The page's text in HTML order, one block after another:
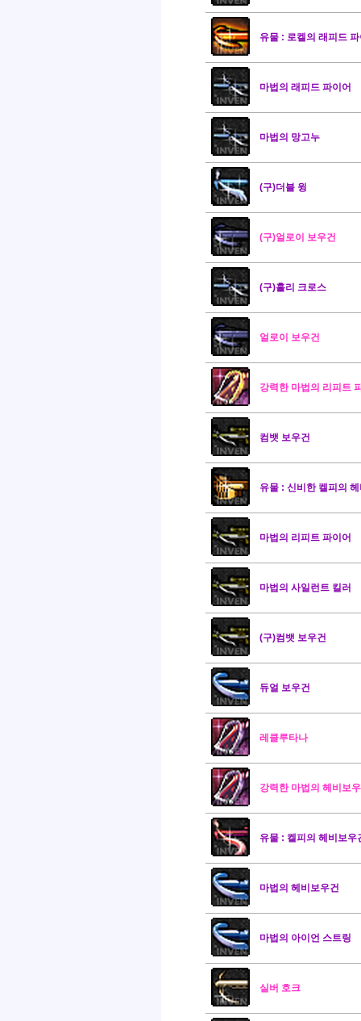
유물 : 로켈의 래피드
마법의 래피드 파이어
마법의 망고누
(구)더블 윙
(구)얼로이 보우건
(구)홀리 크로스
얼로이 보우건
강력한 마법의 리피트
컴뱃 보우건
유물 : 신비한 켈피의
마법의 리피트 파이어
마법의 사일런트 킬러
(구)컴뱃 보우건
듀얼 보우건
레클루타나
강력한 마법의 헤비보
유물 : 켈피의 헤비보우
마법의 헤비보우건
마법의 아이언 스트링
실버 호크